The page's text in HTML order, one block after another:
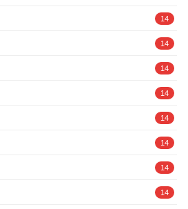
14
14
14
14
14
14
14
14